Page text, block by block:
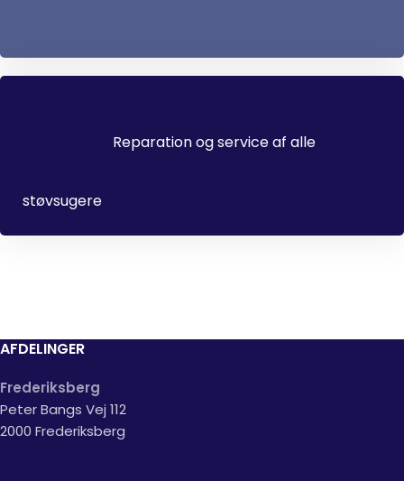
Reparation og service af alle
støvsugere
AFDELINGER
Frederiksberg
Peter Bangs Vej 112
2000 Frederiksberg